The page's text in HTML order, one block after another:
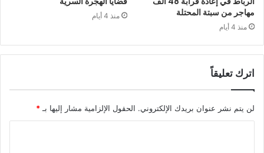
مهاجر من سبتة المحتلة
منذ 4 أيام
منذ 4 أيام
اترك تعليقاً
لن يتم نشر عنوان بريدك الإلكتروني. الحقول الإلزامية مشار إليها بـ *